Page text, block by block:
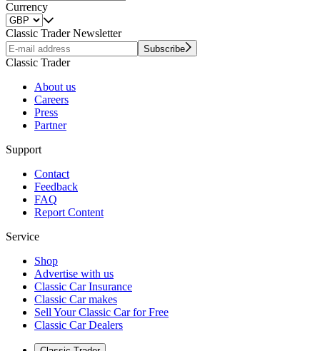
Currency
Classic Trader Newsletter
Subscribe
Classic Trader
About us
Careers
Press
Partner
Support
Contact
Feedback
FAQ
Report Content
Service
Shop
Advertise with us
Classic Car Insurance
Classic Car makes
Sell Your Classic Car for Free
Classic Car Dealers